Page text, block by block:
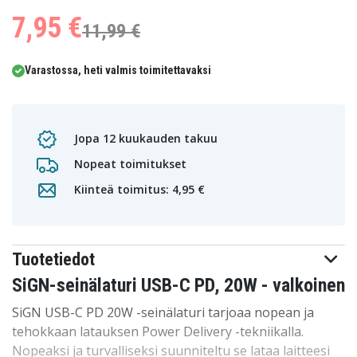
7,95 €11,99 €
Varastossa, heti valmis toimitettavaksi
Jopa 12 kuukauden takuu
Nopeat toimitukset
Kiinteä toimitus: 4,95 €
Tuotetiedot
SiGN-seinälaturi USB-C PD, 20W - valkoinen
SiGN USB-C PD 20W -seinälaturi tarjoaa nopean ja
tehokkaan latauksen Power Delivery -tekniikalla.
Nopeaksi ja turvalliseksi suunniteltu se lataa laitteesi